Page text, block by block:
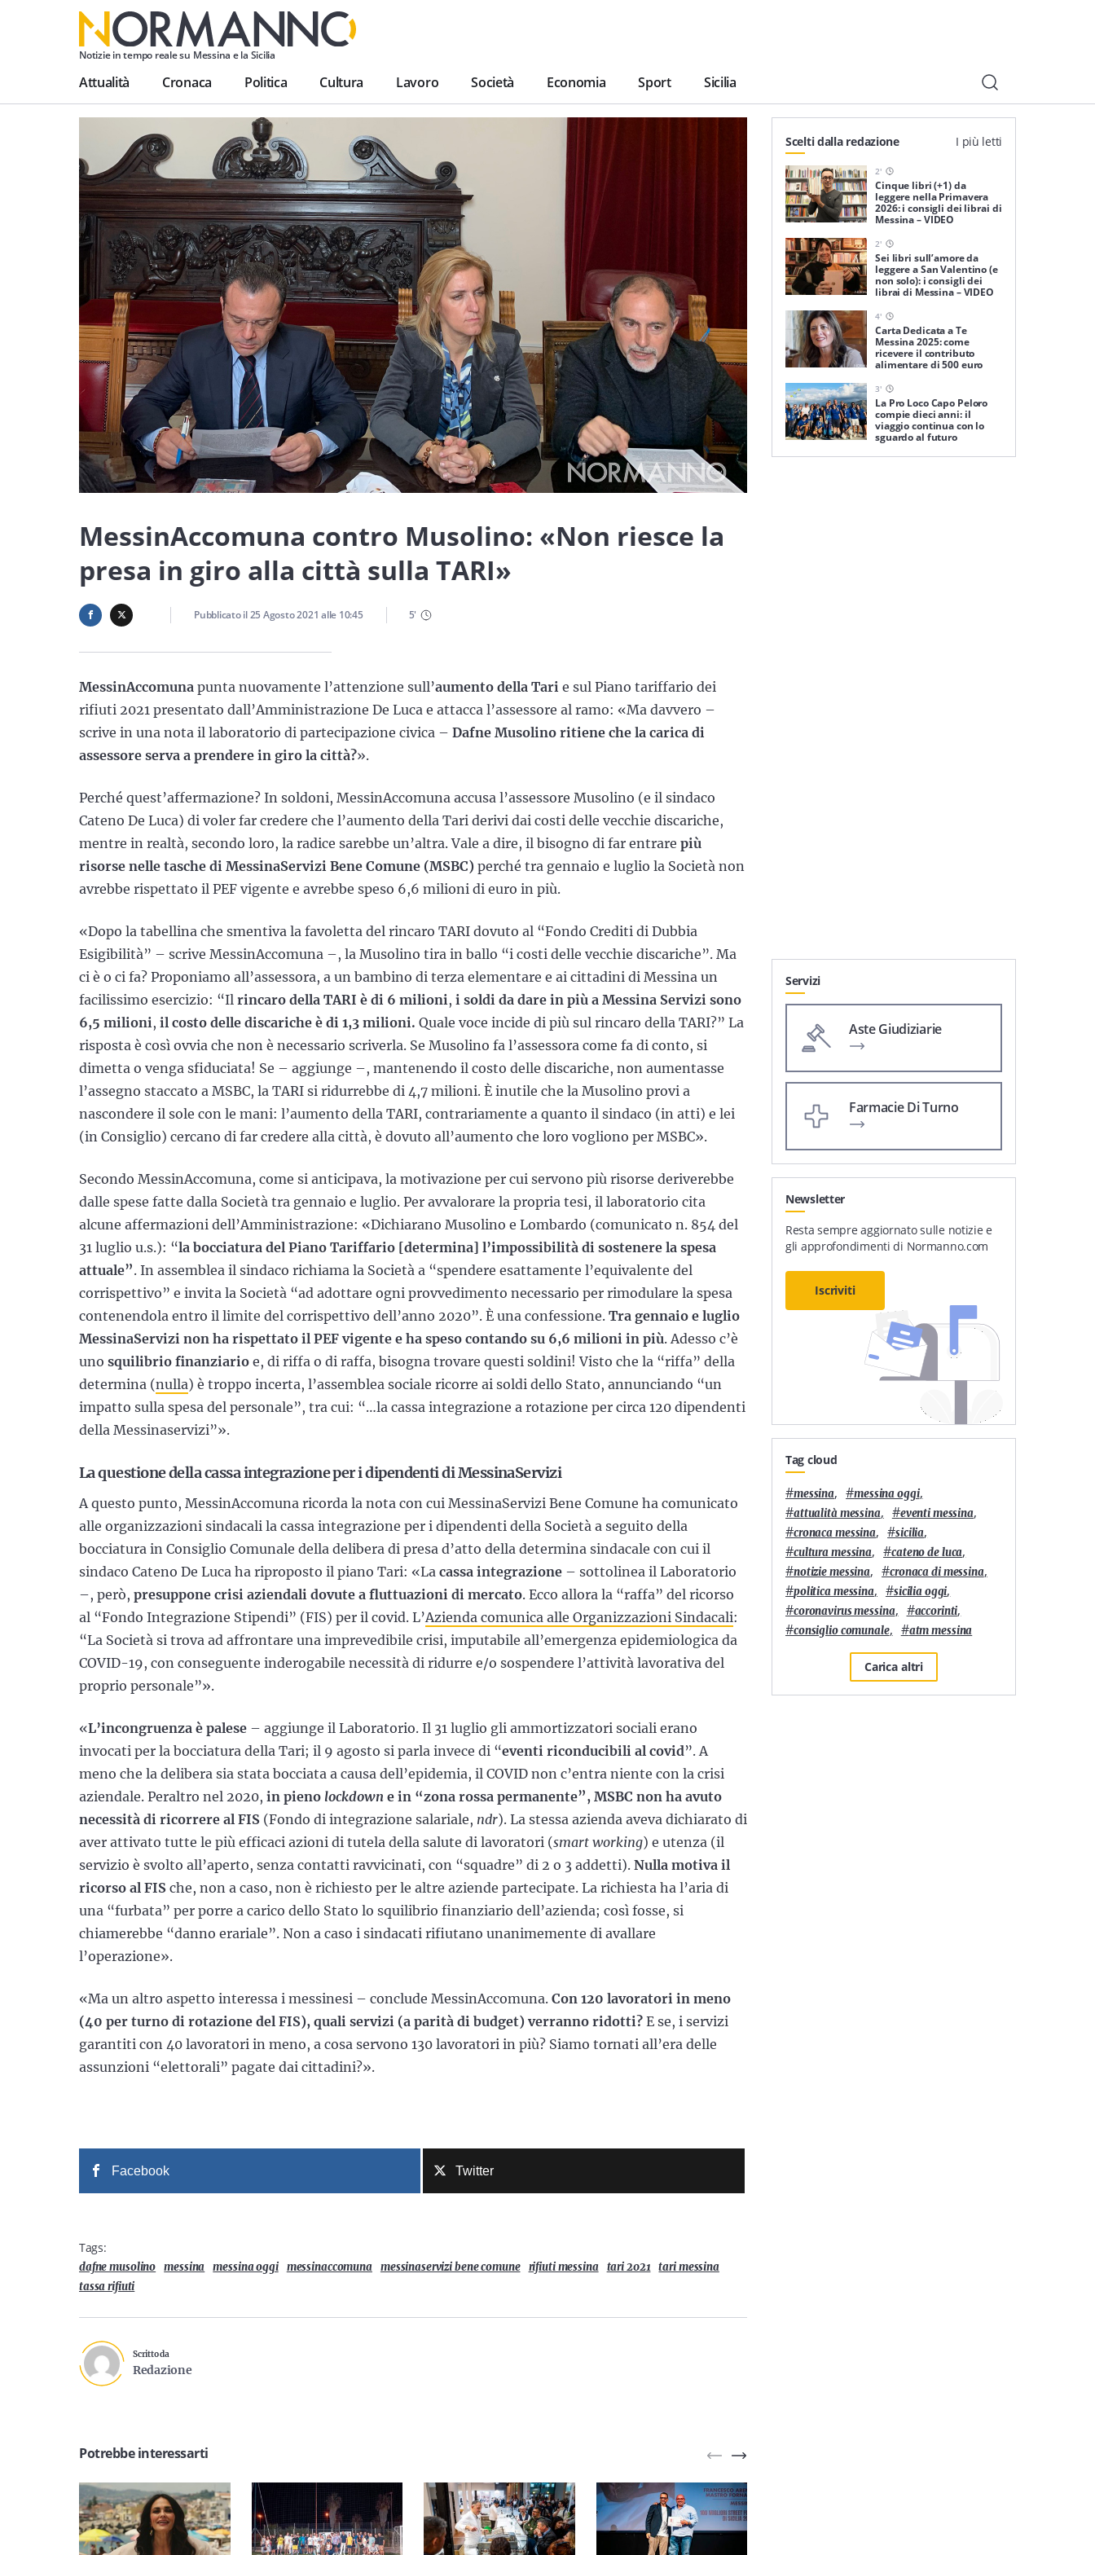
Notizie in tempo reale su Messina e la Sicilia
Attualità Cronaca Politica Cultura Lavoro Società Economia Sport Sicilia
MessinAccomuna contro Musolino: «Non riesce la
presa in giro alla città sulla TARI»
Pubblicato il25 Agosto 2021 alle 10:45 5'
MessinAccomuna punta nuovamente l’attenzione sull’aumento della Tari e sul Piano tariffario dei
rifiuti 2021 presentato dall’Amministrazione De Luca e attacca l’assessore al ramo: «Ma davvero –
scrive in una nota il laboratorio di partecipazione civica – Dafne Musolino ritiene che la carica di
assessore serva a prendere in giro la città?».
Perché quest’affermazione? In soldoni, MessinAccomuna accusa l’assessore Musolino (e il sindaco
Cateno De Luca) di voler far credere che l’aumento della Tari derivi dai costi delle vecchie discariche,
mentre in realtà, secondo loro, la radice sarebbe un’altra. Vale a dire, il bisogno di far entrare più
risorse nelle tasche di MessinaServizi Bene Comune (MSBC) perché tra gennaio e luglio la Società non
avrebbe rispettato il PEF vigente e avrebbe speso 6,6 milioni di euro in più.
«Dopo la tabellina che smentiva la favoletta del rincaro TARI dovuto al “Fondo Crediti di Dubbia
Esigibilità” – scrive MessinAccomuna –, la Musolino tira in ballo “i costi delle vecchie discariche”. Ma
ci è o ci fa? Proponiamo all’assessora, a un bambino di terza elementare e ai cittadini di Messina un
facilissimo esercizio: “Il rincaro della TARI è di 6 milioni , i soldi da dare in più a Messina Servizi sono
6,5 milioni , il costo delle discariche è di 1,3 milioni. Quale voce incide di più sul rincaro della TARI?” La
risposta è così ovvia che non è necessario scriverla. Se Musolino fa l’assessora come fa di conto, si
dimetta o venga sfiduciata! Se – aggiunge –, mantenendo il costo delle discariche, non aumentasse
l’assegno staccato a MSBC, la TARI si ridurrebbe di 4,7 milioni. È inutile che la Musolino provi a
nascondere il sole con le mani: l’aumento della TARI, contrariamente a quanto il sindaco (in atti) e lei
(in Consiglio) cercano di far credere alla città, è dovuto all’aumento che loro vogliono per MSBC».
Secondo MessinAccomuna, come si anticipava, la motivazione per cui servono più risorse deriverebbe
dalle spese fatte dalla Società tra gennaio e luglio. Per avvalorare la propria tesi, il laboratorio cita
alcune affermazioni dell’Amministrazione: «Dichiarano Musolino e Lombardo (comunicato n. 854 del
31 luglio u.s.): “la bocciatura del Piano Tariffario [determina] l’impossibilità di sostenere la spesa
attuale”. In assemblea il sindaco richiama la Società a “spendere esattamente l’equivalente del
corrispettivo” e invita la Società “ad adottare ogni provvedimento necessario per rimodulare la spesa
contenendola entro il limite del corrispettivo dell’anno 2020”. È una confessione. Tra gennaio e luglio
MessinaServizi non ha rispettato il PEF vigente e ha speso contando su 6,6 milioni in più. Adesso c’è
uno squilibrio finanziario e, di riffa o di raffa, bisogna trovare questi soldini! Visto che la “riffa” della
determina (nulla) è troppo incerta, l’assemblea sociale ricorre ai soldi dello Stato, annunciando “un
impatto sulla spesa del personale”, tra cui: “…la cassa integrazione a rotazione per circa 120 dipendenti
della Messinaservizi”».
La questione della cassa integrazione per i dipendenti di MessinaServizi
A questo punto, MessinAccomuna ricorda la nota con cui MessinaServizi Bene Comune ha comunicato
alle organizzazioni sindacali la cassa integrazione per i dipendenti della Società a seguito della
bocciatura in Consiglio Comunale della delibera di presa d’atto della determina sindacale con cui il
sindaco Cateno De Luca ha riproposto il piano Tari: «La cassa integrazione – sottolinea il Laboratorio
–, però, presuppone crisi aziendali dovute a fluttuazioni di mercato. Ecco allora la “raffa” del ricorso
al “Fondo Integrazione Stipendi” (FIS) per il covid. L’Azienda comunica alle Organizzazioni Sindacali:
“La Società si trova ad affrontare una imprevedibile crisi, imputabile all’emergenza epidemiologica da
COVID-19, con conseguente inderogabile necessità di ridurre e/o sospendere l’attività lavorativa del
proprio personale”».
«L’incongruenza è palese – aggiunge il Laboratorio. Il 31 luglio gli ammortizzatori sociali erano
invocati per la bocciatura della Tari; il 9 agosto si parla invece di “eventi riconducibili al covid”. A
meno che la delibera sia stata bocciata a causa dell’epidemia, il COVID non c’entra niente con la crisi
aziendale. Peraltro nel 2020, in pieno lockdown e in “zona rossa permanente”, MSBC non ha avuto
necessità di ricorrere al FIS (Fondo di integrazione salariale, ndr). La stessa azienda aveva dichiarato di
aver attivato tutte le più efficaci azioni di tutela della salute di lavoratori (smart working) e utenza (il
servizio è svolto all’aperto, senza contatti ravvicinati, con “squadre” di 2 o 3 addetti). Nulla motiva il
ricorso al FIS che, non a caso, non è richiesto per le altre aziende partecipate. La richiesta ha l’aria di
una “furbata” per porre a carico dello Stato lo squilibrio finanziario dell’azienda; così fosse, si
chiamerebbe “danno erariale”. Non a caso i sindacati rifiutano unanimemente di avallare
l’operazione».
«Ma un altro aspetto interessa i messinesi – conclude MessinAccomuna. Con 120 lavoratori in meno
(40 per turno di rotazione del FIS), quali servizi (a parità di budget) verranno ridotti? E se, i servizi
garantiti con 40 lavoratori in meno, a cosa servono 130 lavoratori in più? Siamo tornati all’era delle
assunzioni “elettorali” pagate dai cittadini?».
Facebook Twitter
Tags:
dafne musolino messina messina oggi messinaccomuna messinaservizi bene comune rifiuti messina tari 2021 tari messina
tassa rifiuti
Scritto da
Redazione
Potrebbe interessarti
Scelti dalla redazione I più letti
2'
Cinque libri (+1) da
leggere nella Primavera
2026: i consigli dei librai di
Messina – VIDEO
2'
Sei libri sull’amore da
leggere a San Valentino (e
non solo): i consigli dei
librai di Messina – VIDEO
4'
Carta Dedicata a Te
Messina 2025: come
ricevere il contributo
alimentare di 500 euro
3'
La Pro Loco Capo Peloro
compie dieci anni: il
viaggio continua con lo
sguardo al futuro
Servizi
Aste Giudiziarie
Farmacie Di Turno
Newsletter
Resta sempre aggiornato sulle notizie e
gli approfondimenti di Normanno.com
Iscriviti
Tag cloud
#messina, #messina oggi,
#attualità messina, #eventi messina,
#cronaca messina, #sicilia,
#cultura messina, #cateno de luca,
#notizie messina, #cronaca di messina,
#politica messina, #sicilia oggi,
#coronavirus messina, #accorinti,
#consiglio comunale, #atm messina
Carica altri